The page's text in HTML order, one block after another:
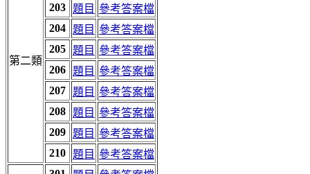
第二類
203 題目 參考答案檔
204 題目 參考答案檔
205 題目 參考答案檔
206 題目 參考答案檔
207 題目 參考答案檔
208 題目 參考答案檔
209 題目 參考答案檔
210 題目 參考答案檔